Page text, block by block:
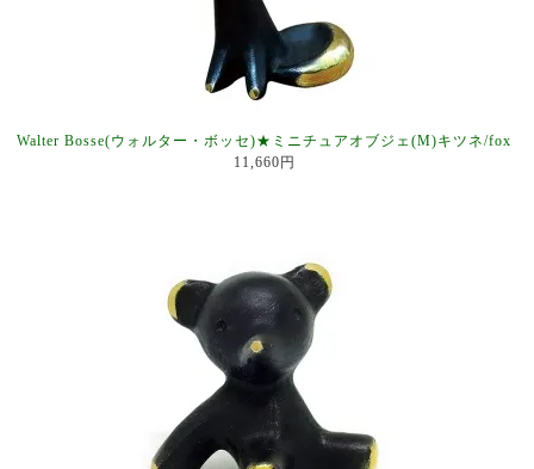
Walter Bosse(ウォルター・ボッセ)★ミニチュアオブジェ(M)キツネ/fox
11,660円